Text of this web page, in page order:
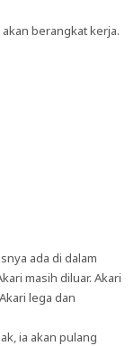
berangkat kerja.
ada di dalam
masih diluar. Akari
lega dan
ia akan pulang